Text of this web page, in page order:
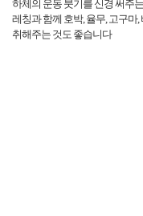
하체의 운동 붓기를 신경 써주
레칭과 함께 호박, 율무, 고구마
취해주는 것도 좋습니다